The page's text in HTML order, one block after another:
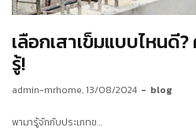
เลือกเสาเข็มแบบไหนดี
รู้!
by
admin-mrhome 13/08/2024 blog
พามารู้จักกับประเภทข…